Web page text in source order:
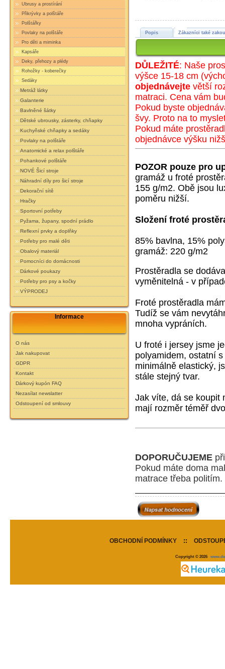
Ubrusy a prostírání
Přikrývky a polštáře
Polštářky
Povlaky na polštáře
Pro děti a miminka
Kapsáře
Deky, přehozy a plédy
Rohožky - koberečky
Sedáky
Metráž látky
Galanterie
Bavlněné šátky
Dětské ubrousky, zásterky, chňapky
Kuchyňské chňapky a sedáky
Povlaky na polštáře
Anatomické a relax polštáře
Pohankové polštáře
NOVÉ Šicí stroje
Náhradní díly pro šicí stroje
Dekorační sítě
Hračky
Sportovní potřeby
Pyžama, župany, spodní prádlo
Reflexní prvky a doplňky
Potřeby pro malé děti
Obalový materiál
Pomocníci do domácnosti
Dárkové poukazy
Potřeby pro psy a kočky
VÝPRODEJ
Informace
O nás
Jak nakupovat
GDPR
Kontakt
Dárkový kupón FAQ
Nezasílat newslatter
Odstoupení od smlouvy
Popis Zákazníci také
DŮLEŽITÉ: Naše
výšce 15-18 cm (výc
objednávejtevětší
matraci. Cena vám
Pokud byste
švy. Proto na to
Pokud máte
objednávce výšku
POZOR pouze pro
gramáž u froté
155 g/m2. Obě jsou
poměru nižší.
Složení froté
85% bavlna, 15%
gramáž: 220 g/m2
Prostěradla se
vyměnitelná - v
Froté prostěradla
Tudíž se vám
mnoha vypráních.
U froté i jersey jsme
polyamidem, ostatní
minimálně elastický,
stále stejný tvar.
Jak víte, dá se koupit
mají rozměr téměř
DOPORUČUJEME
Pokud máte doma
matrace třeba politím.
OBCHODNÍ PODMÍNKY ::
Copyright © 2026